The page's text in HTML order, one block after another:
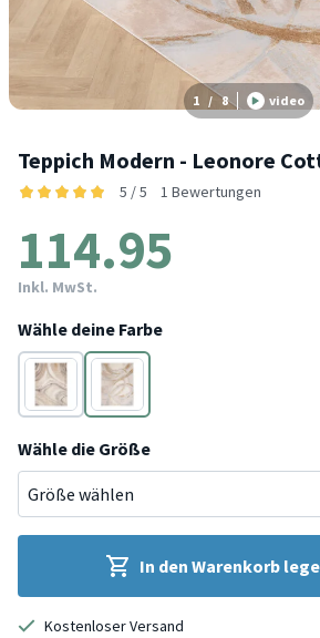
1 / 8 video
Teppich Modern - Leonore
5 / 5 1 Bewertungen
114.95
Inkl. MwSt.
Wähle deine Farbe
Creme
Creme
Wähle die Größe
In den Warenkorb
Kostenloser Versand